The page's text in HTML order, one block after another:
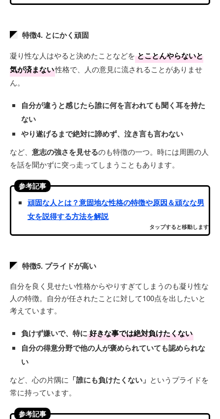
特徴4. とにかく頑固
凝り性な人はやると決めたことなどを とことんやらないと
気が済まない性格で、人の意見に流されることがありませ
ん。
自分が違うと感じたら誰に何を言われても聞く耳を持た
ない
やり遂げるまで絶対に諦めず、泣き言も言わない
など、 意志の強さを見せるのも特徴の一つ。時には周囲の人
を話を聞かずに突っ走ってしまうこともあります。
参考記事
頑固な人とは？意固地な性格の特徴や原因＆頑なな男
女を説得する方法を解説
タップすると移動します
特徴5. プライドが高い
自分を良く見せたい性格からやりすぎてしまうのも凝り性な
人の特徴。自分が任されたことに対して100点を出したいと
考えています。
負けず嫌いで、特に好きな事では絶対負けたくない
自分の得意分野で他の人が褒められていても認められな
い
など、心の片隅に 「誰にも負けたくない」 というプライドを
常に持っています。
参考記事